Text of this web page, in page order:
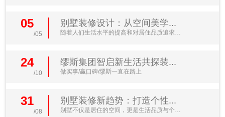
05
/05
别墅装修设计：从空间美学...
随着人们生活水平的提高和对居住品质追求的
24
/10
缪斯集团智启新生活共探装...
做实事/赢口碑/缪斯一直在路上
31
/08
别墅装修新趋势：打造个性...
别墅不仅是居住的空间，更是生活品质与个人